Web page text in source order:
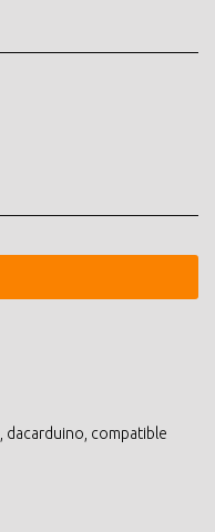
dacarduino compatible